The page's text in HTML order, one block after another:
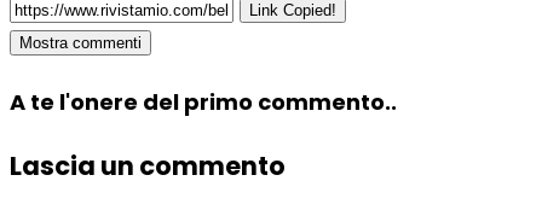
Link Copied!
Mostra commenti
A te l'onere del primo commento..
Lascia un commento